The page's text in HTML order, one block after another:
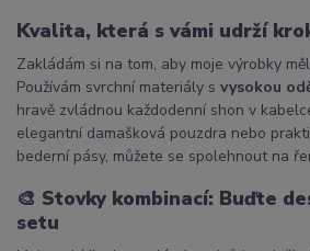
Kvalita, která s vámi udrží
Zakládám si na tom, aby moje výrobky
Používám svrchní materiály s vysokou
hravě zvládnou každodenní shon v
elegantní damašková pouzdra nebo
bederní pásy, můžete se spolehnout na
🎨 Stovky kombinací: Buďte
setu